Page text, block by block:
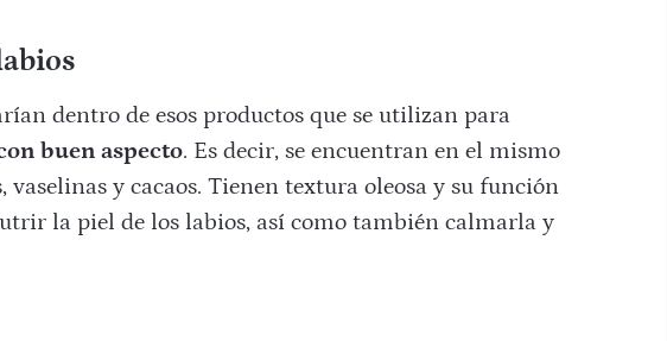
dentro de esos productos que se utilizan para
buen aspecto. Es decir, se encuentran en el mismo
vaselinas y cacaos. Tienen textura oleosa y su función
la piel de los labios, así como también calmarla y